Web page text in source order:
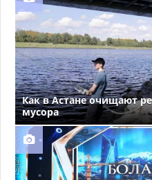
Как в Астане очищают
мусора